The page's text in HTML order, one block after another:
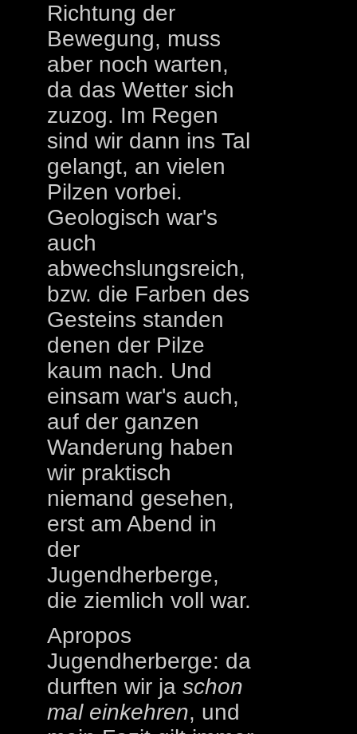
Richtung der
Bewegung, muss
aber noch warten,
da das Wetter sich
zuzog. Im Regen
sind wir dann ins Tal
gelangt, an vielen
Pilzen vorbei.
Geologisch war's
auch
abwechslungsreich,
bzw. die Farben des
Gesteins standen
denen der Pilze
kaum nach. Und
einsam war's auch,
auf der ganzen
Wanderung haben
wir praktisch
niemand gesehen,
erst am Abend in
der
Jugendherberge,
die ziemlich voll war.
Apropos
Jugendherberge: da
durften wir ja schon
mal einkehren, und